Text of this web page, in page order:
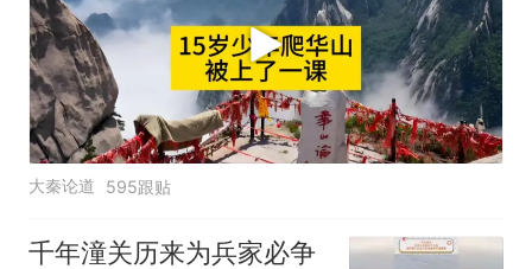
大秦论道 595跟贴
千年潼关历来为兵家必争